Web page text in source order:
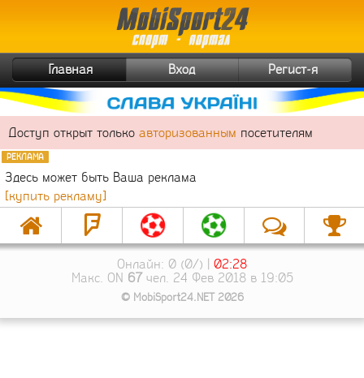
Главная Вход Регист-я
Доступ открыт только авторизованным посетителям
РЕКЛАМА
Здесь может быть Ваша реклама
[купить рекламу]
Онлайн: 0 (0/) | 02:28
Макс. ON 67чел. 24 Фев 2018 в 19:05
© MobiSport24.NET 2026